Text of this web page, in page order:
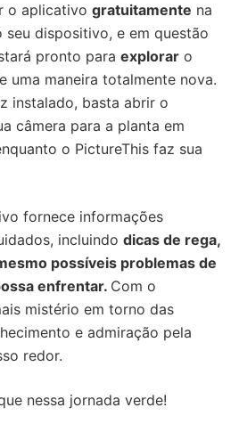
o aplicativo gratuitamente na
dispositivo, e em questão
pronto para explorar o
uma maneira totalmente nova.
instalado, basta abrir o
câmera para a planta em
o PictureThis faz sua
fornece informações
incluindo dicas de rega,
possíveis problemas de
enfrentar. Com o
mistério em torno das
e admiração pela
redor.
nessa jornada verde!